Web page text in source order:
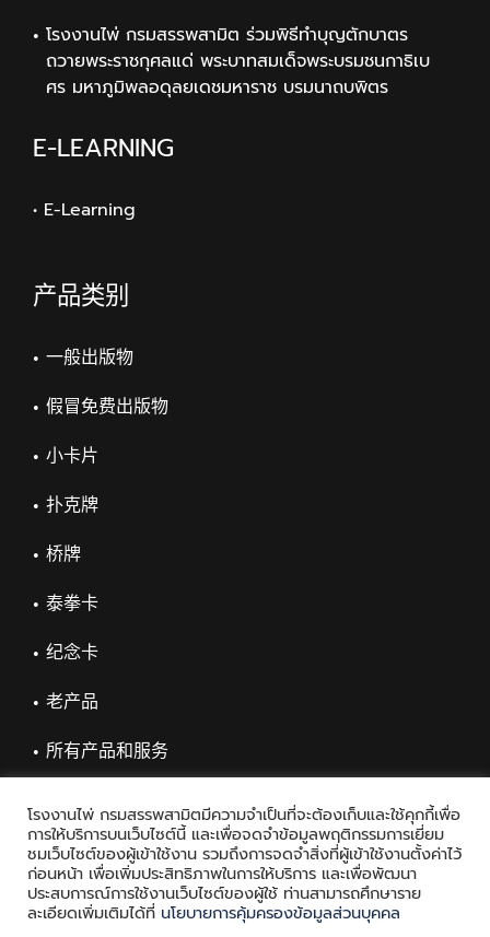
โรงงานไพ่ กรมสรรพสามิต ร่วมพิธีทำบุญตักบาตร
ถวายพระราชกุศลแด่ พระบาทสมเด็จพระบรมชนกาธิเบ
ศร มหาภูมิพลอดุลยเดชมหาราช บรมนาถบพิตร
E-LEARNING
• E-Learning
产品类别
一般出版物
假冒免费出版物
小卡片
扑克牌
桥牌
泰拳卡
纪念卡
老产品
所有产品和服务
Copyright © 2021 Playing Card Factory, all rights reserved
โรงงานไพ่ กรมสรรพสามิตมีความจำเป็นที่จะต้องเก็บและใช้คุกกี้เพื่อ
การให้บริการบนเว็บไซต์นี้ และเพื่อจดจำข้อมูลพฤติกรรมการเยี่ยม
ชมเว็บไซต์ของผู้เข้าใช้งาน รวมถึงการจดจำสิ่งที่ผู้เข้าใช้งานตั้งค่าไว้
ก่อนหน้า เพื่อเพิ่มประสิทธิภาพในการให้บริการ และเพื่อพัฒนา
ประสบการณ์การใช้งานเว็บไซต์ของผู้ใช้ ท่านสามารถศึกษาราย
ละเอียดเพิ่มเติมได้ที่ นโยบายการคุ้มครองข้อมูลส่วนบุคคล